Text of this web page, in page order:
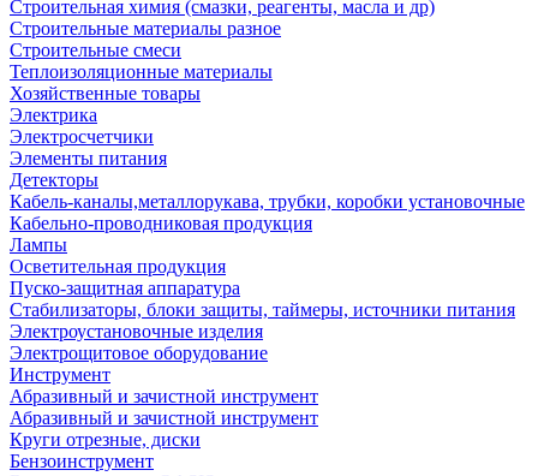
Строительная химия (смазки, реагенты, масла и др)
Строительные материалы разное
Строительные смеси
Теплоизоляционные материалы
Хозяйственные товары
Электрика
Электросчетчики
Элементы питания
Детекторы
Кабель-каналы,металлорукава, трубки, коробки установочные
Кабельно-проводниковая продукция
Лампы
Осветительная продукция
Пуско-защитная аппаратура
Стабилизаторы, блоки защиты, таймеры, источники питания
Электроустановочные изделия
Электрощитовое оборудование
Инструмент
Абразивный и зачистной инструмент
Абразивный и зачистной инструмент
Круги отрезные, диски
Бензоинструмент